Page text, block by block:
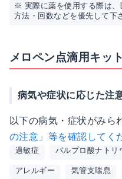
※ 実際に薬を使用する際は、
方法・回数などを優先して下
メロペン点滴用キッ
病気や症状に応じた注
以下の病気・症状がみら
の注意」等を確認してく
過敏症 バルプロ酸ナトリ
アレルギー 気管支喘息